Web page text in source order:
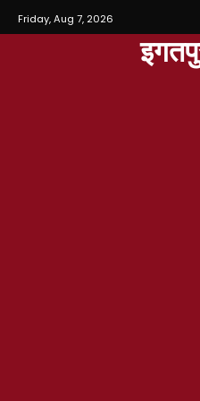
Friday, Aug 7, 2026